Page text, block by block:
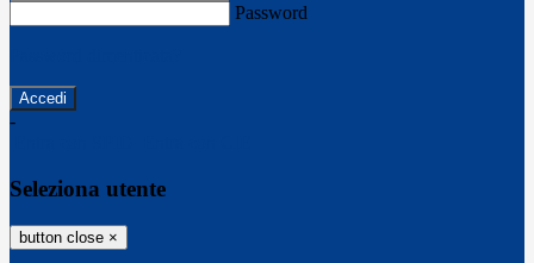
Password
-
Seleziona utente
button close ×